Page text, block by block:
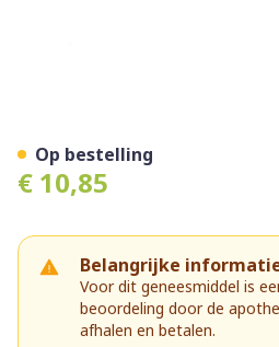
€ 10,85
Belangrijke
Voor dit geneesmiddel is
beoordeling door de
afhalen en betalen.
Op bestelling